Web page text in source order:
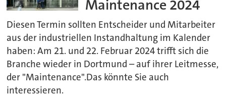
Maintenance 2024
Diesen Termin sollten Entscheider und Mitarbeiter
aus der industriellen Instandhaltung im Kalender
haben: Am 21. und 22. Februar 2024 trifft sich die
Branche wieder in Dortmund – auf ihrer Leitmesse,
der "Maintenance".Das könnte Sie auch
interessieren.